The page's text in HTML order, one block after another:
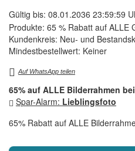
Gültig bis: 08.01.2036 23:59:59
Produkte: 65 % Rabatt auf ALLE
Kundenkreis: Neu- und
Mindestbestellwert: Keiner
Auf WhatsApp teilen
65% auf ALLE Bilderrahmen
Spar-Alarm: Lieblingsfoto
65% Rabatt auf ALLE